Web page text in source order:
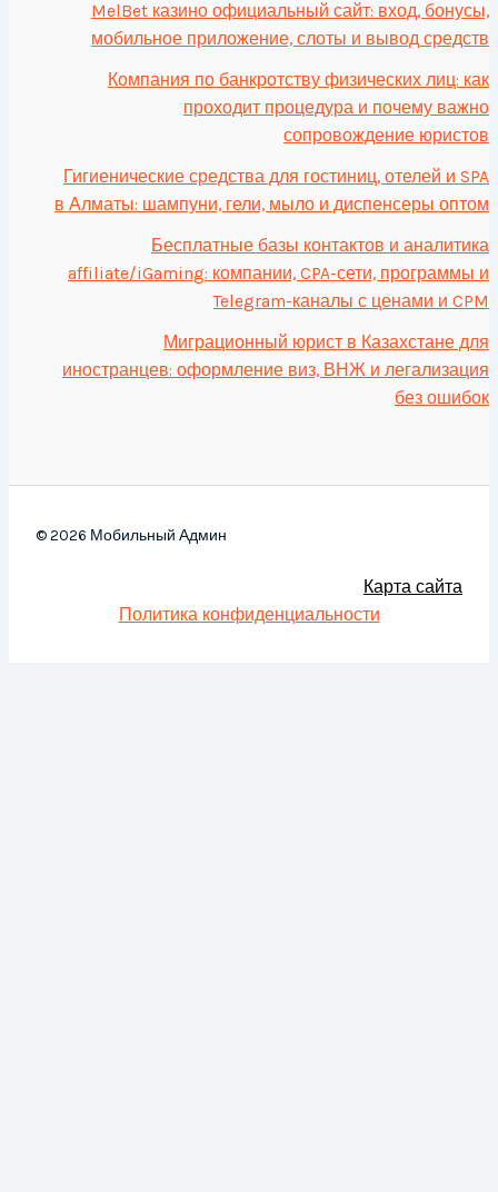
MelBet казино официальный сайт: вход, бонусы,
мобильное приложение, слоты и вывод средств
Компания по банкротству физических лиц: как
проходит процедура и почему важно
сопровождение юристов
Гигиенические средства для гостиниц, отелей и SPA
в Алматы: шампуни, гели, мыло и диспенсеры оптом
Бесплатные базы контактов и аналитика
affiliate/iGaming: компании, CPA-сети, программы и
Telegram-каналы с ценами и CPM
Миграционный юрист в Казахстане для
иностранцев: оформление виз, ВНЖ и легализация
без ошибок
© 2026 Мобильный Админ
Карта сайта
Политика конфиденциальности